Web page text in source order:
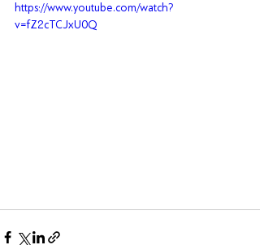
https://www.youtube.com/watch?
v=fZ2cTCJxU0Q